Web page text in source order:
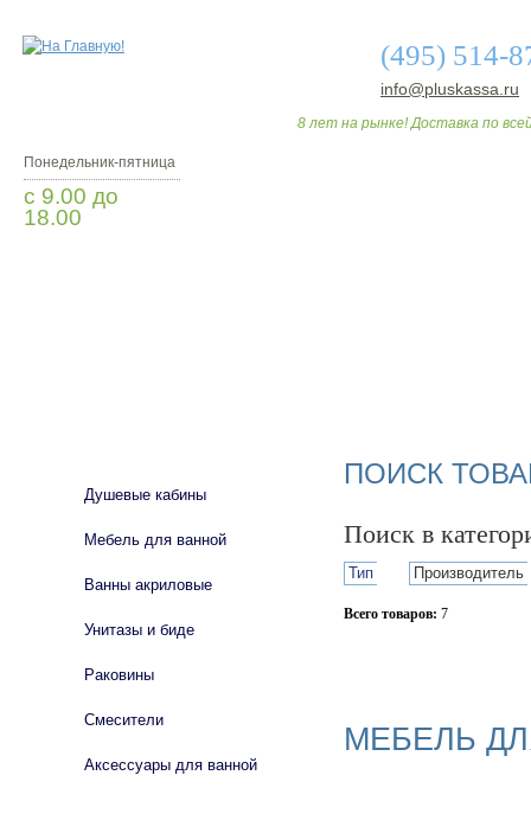
(495) 514-
info@pluskassa.ru
8 лет на рынке! Доставка по
Понедельник-пятница
с 9.00 до
18.00
ПОИСК
Поиск в
Тип Производитель
Всего товаров: 7
МЕБЕЛЬ
Душевые кабины
Мебель для ванной
Ванны акриловые
Унитазы и биде
Раковины
Смесители
Аксессуары для ванной